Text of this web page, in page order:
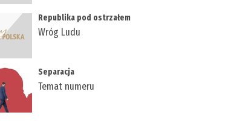
Republika pod ostrzałem
Wróg Ludu
Separacja
Temat numeru